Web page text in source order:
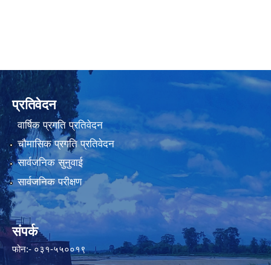
प्रतिवेदन
वार्षिक प्रगति प्रतिवेदन
चौमासिक प्रगति प्रतिवेदन
सार्वजनिक सुनुवाई
सार्वजनिक परीक्षण
संपर्क
फोन:- ०३१-५५००१९